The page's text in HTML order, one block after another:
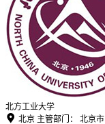
北方工业大学
 北京 主管部门： 北京市